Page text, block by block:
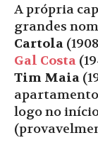
A própria
grandes
Cartola
Gal Costa
Tim Maia
logo no